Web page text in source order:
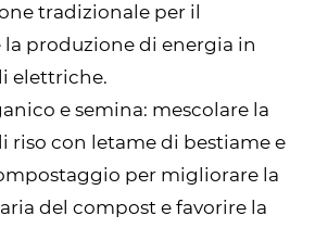
tradizionale per il
produzione di energia in
elettriche.
e semina: mescolare la
riso con letame di bestiame e
per migliorare la
del compost e favorire la